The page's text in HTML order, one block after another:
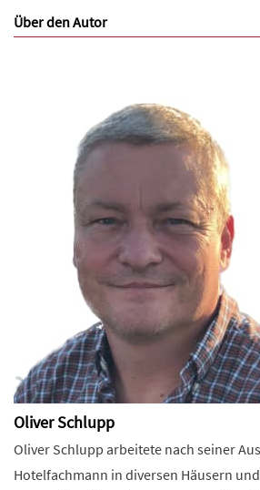
Über den Autor
Oliver Schlupp
Oliver Schlupp arbeitete nach seiner
Hotelfachmann in diversen Häusern